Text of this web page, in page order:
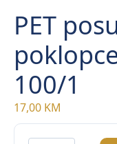
PET
100/1
17,00 KM